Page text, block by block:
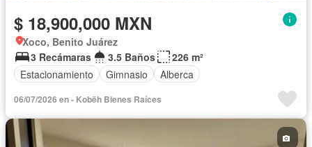
$ 18,900,000 MXN
Xoco, Benito Juárez
3 Recámaras
3.5 Baños
226 m²
Estacionamiento
Gimnasio Alberca
06/07/2026 en - Kobëh Bienes Raíces